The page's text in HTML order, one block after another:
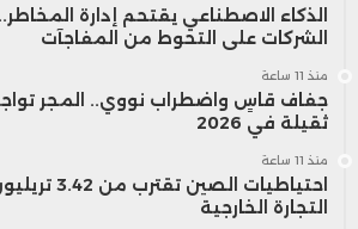
الذكاء الاصطناعي يقتحم إدارة
الشركات على التحوط من المفاجآت
منذ 11 ساعة
جفاف قاسٍ واضطراب نووي.. المجر
ثقيلة في 2026
منذ 11 ساعة
احتياطيات
التجارة الخارجية